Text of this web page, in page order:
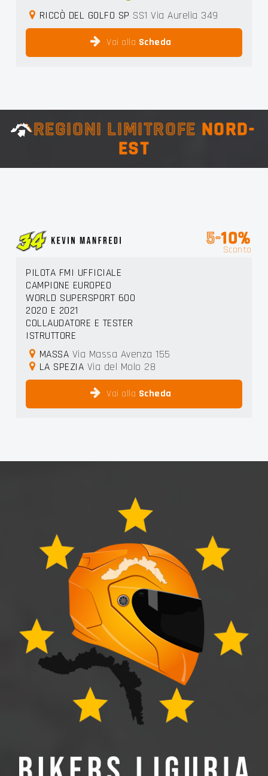
RICCÒ DEL GOLFO SP SS1 Via Aurelia 349
Vai alla Scheda
REGIONI LIMITROFE NORD-
EST
5-10%
Sconto
PILOTA FMI UFFICIALE
CAMPIONE EUROPEO
WORLD SUPERSPORT 600
2020 E 2021
COLLAUDATORE E TESTER
ISTRUTTORE
MASSA Via Massa Avenza 155
LA SPEZIA Via del Molo 28
Vai alla Scheda